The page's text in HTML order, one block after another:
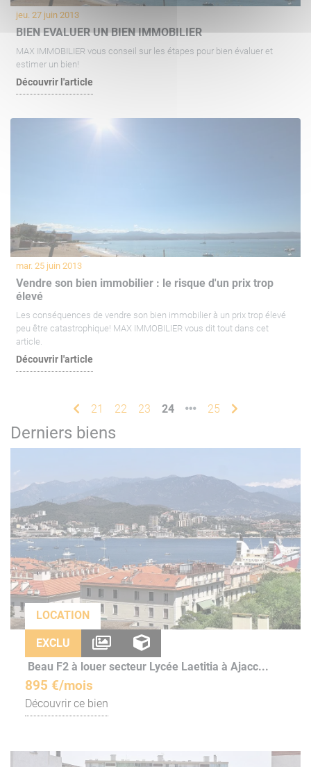
jeu. 27 juin 2013
BIEN EVALUER UN BIEN IMMOBILIER
MAX IMMOBILIER vous conseil sur les étapes pour bien évaluer et
estimer un bien!
Découvrir l'article
mar. 25 juin 2013
Vendre son bien immobilier : le risque d'un prix trop
élevé
Les conséquences de vendre son bien immobilier à un prix trop élevé
peu être catastrophique! MAX IMMOBILIER vous dit tout dans cet
article.
Découvrir l'article
21 22 23 24 25
Derniers biens
LOCATION
EXCLU
Beau F2 à louer secteur Lycée Laetitia à Ajacc...
895 €/mois
Découvrir ce bien